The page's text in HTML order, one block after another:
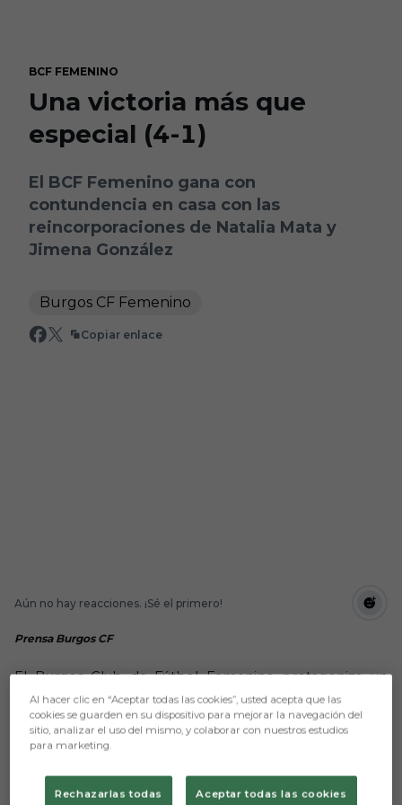
BCF FEMENINO
Una victoria más que
especial (4-1)
El BCF Femenino gana con
contundencia en casa con las
reincorporaciones de Natalia Mata y
Jimena González
Burgos CF Femenino
Copiar enlace
Aún no hay reacciones. ¡Sé el primero!
Prensa Burgos CF
El Burgos Club de Fútbol Femenino protagoniza un
partido memorable en Castañares y cosecha tres
puntos para superar la cincuentena. Además, el partido
ha contado con la primera pisada al verde en partido
oficial de la temporada de Natalia Mata y de Jimena
No se cumplían los diez minutos tras el pitido inicial,
Al hacer clic en “Aceptar todas las cookies”, usted acepta que las
cookies se guarden en su dispositivo para mejorar la navegación del
sitio, analizar el uso del mismo, y colaborar con nuestros estudios
para marketing.
Rechazarlas todas Aceptar todas las cookies